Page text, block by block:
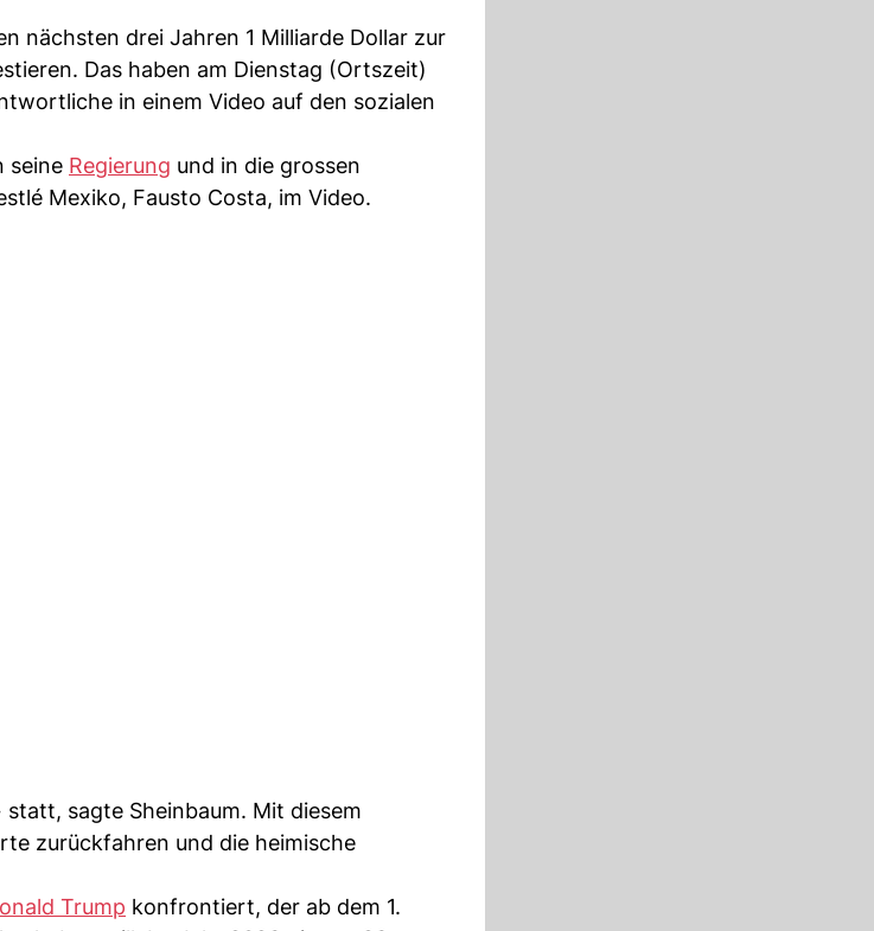
nächsten drei Jahren 1 Milliarde Dollar zur
Das haben am Dienstag (Ortszeit)
in einem Video auf den sozialen
seine Regierung und in die grossen
Mexiko, Fausto Costa, im Video.
sagte Sheinbaum. Mit diesem
zurückfahren und die heimische
Trump konfrontiert, der ab dem 1.